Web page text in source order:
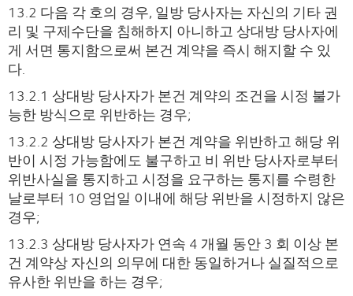
13.2 다음 각 호의 경우, 일방 당사자는 자신의 기타 권
리 및 구제수단을 침해하지 아니하고 상대방 당사자에
게 서면 통지함으로써 본건 계약을 즉시 해지할 수 있
다.
13.2.1 상대방 당사자가 본건 계약의 조건을 시정 불가
능한 방식으로 위반하는 경우;
13.2.2 상대방 당사자가 본건 계약을 위반하고 해당 위
반이 시정 가능함에도 불구하고 비 위반 당사자로부터
위반사실을 통지하고 시정을 요구하는 통지를 수령한
날로부터 10 영업일 이내에 해당 위반을 시정하지 않은
경우;
13.2.3 상대방 당사자가 연속 4 개월 동안 3 회 이상 본
건 계약상 자신의 의무에 대한 동일하거나 실질적으로
유사한 위반을 하는 경우;